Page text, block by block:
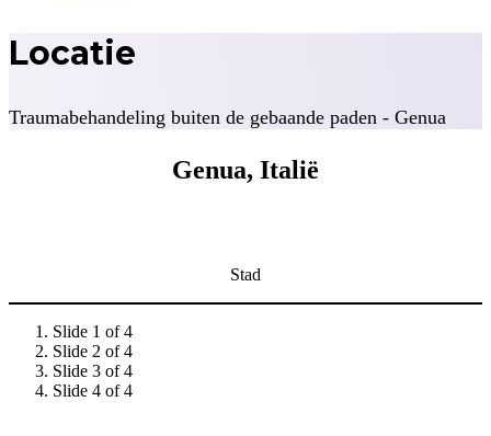
Locatie
Traumabehandeling buiten de gebaande paden - Genua
Genua, Italië
Stad
Slide 1 of 4
Slide 2 of 4
Slide 3 of 4
Slide 4 of 4